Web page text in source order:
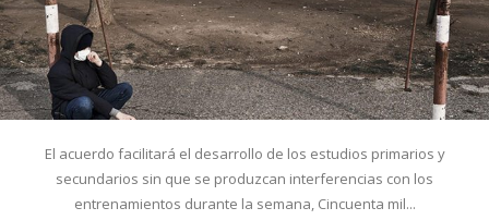
El acuerdo facilitará el desarrollo de los estudios primarios y
secundarios sin que se produzcan interferencias con los
entrenamientos durante la semana, Cincuenta mil...